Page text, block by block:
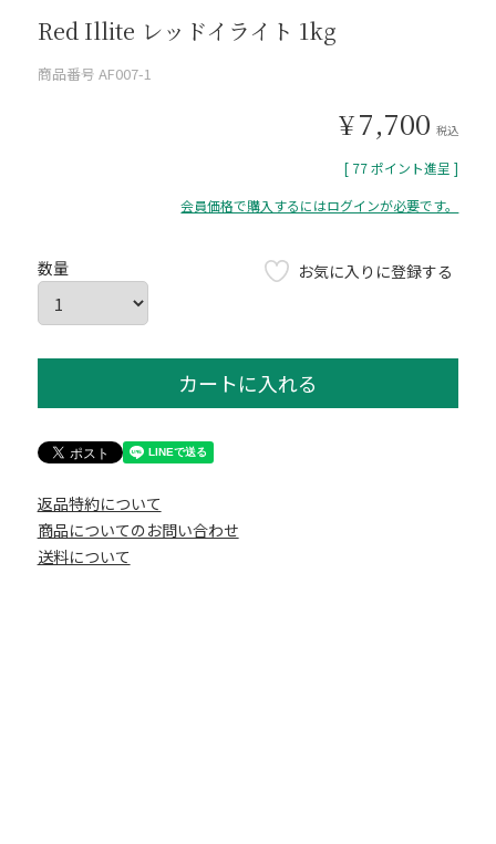
Red Illite レッドイライト 1kg
商品番号 AF007-1
¥7,700 税込
[ 77ポイント進呈 ]
会員価格で購入するにはログインが必要です。
お気に入りに登録する
カートに入れる
返品特約について
商品についてのお問い合わせ
送料について